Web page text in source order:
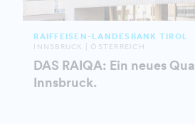
RAIFFEISEN-LANDESBANK TIROL
INNSBRUCK | ÖSTERREICH
DAS RAIQA: Ein neues
Innsbruck.